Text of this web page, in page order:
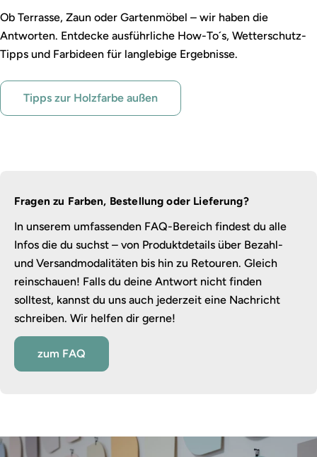
Ob Terrasse, Zaun oder Gartenmöbel – wir haben die
Antworten. Entdecke ausführliche How-To´s, Wetterschutz-
Tipps und Farbideen für langlebige Ergebnisse.
Tipps zur Holzfarbe außen
Fragen zu Farben, Bestellung oder Lieferung?
In unserem umfassenden FAQ-Bereich findest du alle
Infos die du suchst – von Produktdetails über Bezahl-
und Versandmodalitäten bis hin zu Retouren. Gleich
reinschauen! Falls du deine Antwort nicht finden
solltest, kannst du uns auch jederzeit eine Nachricht
schreiben. Wir helfen dir gerne!
zum FAQ